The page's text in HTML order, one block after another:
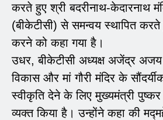
करते हुए श्री बदरीनाथ-केदारनाथ
(बीकेटीसी) से समन्वय स्थापित करते
करने को कहा गया है।
उधर, बीकेटीसी अध्यक्ष अजेंद्र
विकास और मां गौरी मंदिर के
स्वीकृति देने के लिए मुख्यमंत्री
व्यक्त किया है। उन्होंने कहा की